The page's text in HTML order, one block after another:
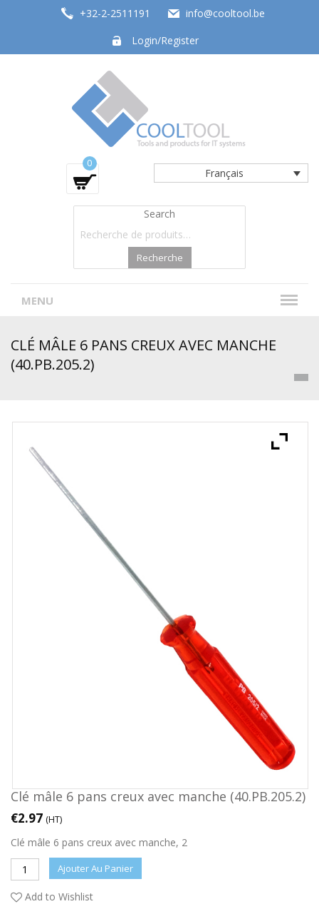
+32-2-2511191
info@cooltool.be
Login/Register
Tools and products for office systems
Français
0
Search
Recherche
MENU
CLÉ MÂLE 6 PANS CREUX AVEC MANCHE
(40.PB.205.2)
Clé mâle 6 pans creux avec manche (40.PB.205.2)
€2.97 (HT)
Clé mâle 6 pans creux avec manche, 2
Ajouter Au Panier
Add to Wishlist